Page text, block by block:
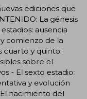
ediciones que
La génesis
ausencia
comienzo de la
cuarto y quinto:
sobre el
- El sexto estadio:
y evolución
nacimiento del